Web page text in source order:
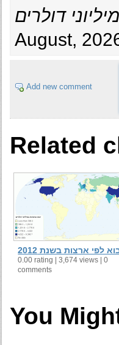
August,
Add new comment
Related
לפי ארצות בשנת 2012
0.00 rating | 3,674 views | 0
comments
You